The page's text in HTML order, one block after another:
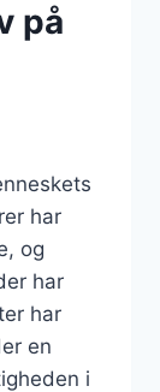
på
har
og
har
har
en
i